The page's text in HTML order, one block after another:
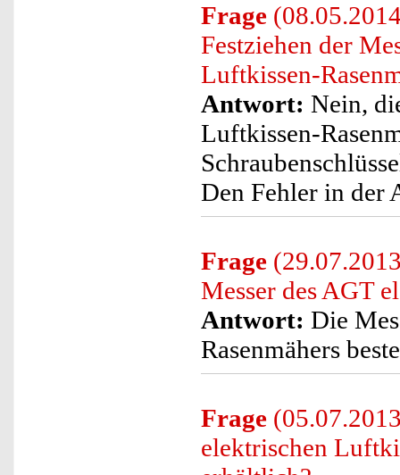
Frage
Festziehen der
Luftkissen-
Antwort: Nein,
Luftkissen-
Den Fehler in der
Frage
Messer des AGT
Antwort: Die
Rasenmähers
Frage
elektrischen